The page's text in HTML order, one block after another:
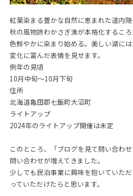
紅葉染まる豊かな自然に恵まれた道内
秋の風物詩わかさぎ漁が本格化するこ
色鮮やかに染まり始める。美しい湖に
変化に富んだ表情を見せます。
例年の見頃
10月中旬～10月下旬
住所
北海道亀田郡七飯町大沼町
ライトアップ
2024年のライトアップ開催は未定
このところ、「ブログを見て問い合わ
問い合わせが増えてきました。
少しでも民泊事業に興味を抱いていた
っていただけたらと思います。